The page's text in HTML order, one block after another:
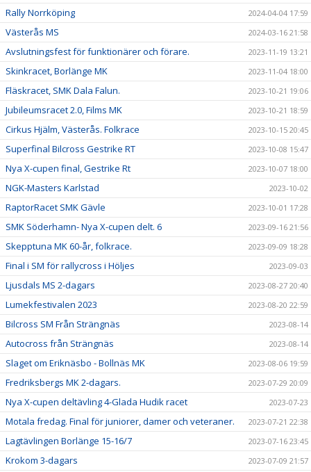
Rally Norrköping 2024-04-04 17:59
Västerås MS 2024-03-16 21:58
Avslutningsfest för funktionärer och förare. 2023-11-19 13:21
Skinkracet, Borlänge MK 2023-11-04 18:00
Fläskracet, SMK Dala Falun. 2023-10-21 19:06
Jubileumsracet 2.0, Films MK 2023-10-21 18:59
Cirkus Hjälm, Västerås. Folkrace 2023-10-15 20:45
Superfinal Bilcross Gestrike RT 2023-10-08 15:47
Nya X-cupen final, Gestrike Rt 2023-10-07 18:00
NGK-Masters Karlstad 2023-10-02
RaptorRacet SMK Gävle 2023-10-01 17:28
SMK Söderhamn- Nya X-cupen delt. 6 2023-09-16 21:56
Skepptuna MK 60-år, folkrace. 2023-09-09 18:28
Final i SM för rallycross i Höljes 2023-09-03
Ljusdals MS 2-dagars 2023-08-27 20:40
Lumekfestivalen 2023 2023-08-20 22:59
Bilcross SM Från Strängnäs 2023-08-14
Autocross från Strängnäs 2023-08-14
Slaget om Eriknäsbo - Bollnäs MK 2023-08-06 19:59
Fredriksbergs MK 2-dagars. 2023-07-29 20:09
Nya X-cupen deltävling 4-Glada Hudik racet 2023-07-23
Motala fredag. Final för juniorer, damer och veteraner. 2023-07-21 22:38
Lagtävlingen Borlänge 15-16/7 2023-07-16 23:45
Krokom 3-dagars 2023-07-09 21:57